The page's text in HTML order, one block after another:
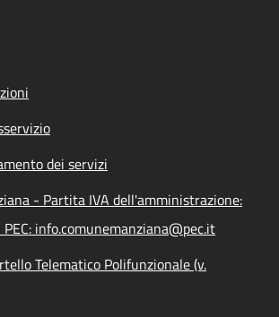
dei servizi
- Partita IVA dell'amministrazione:
info.comunemanziana@pec.it
Telematico Polifunzionale (v.